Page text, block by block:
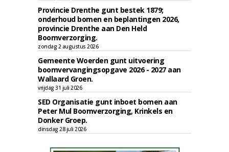
Provincie Drenthe gunt bestek 1879;
onderhoud bomen en beplantingen 2026,
provincie Drenthe aan Den Held
Boomverzorging.
zondag 2 augustus 2026
Gemeente Woerden gunt uitvoering
boomvervangingsopgave 2026 - 2027 aan
Wallaard Groen.
vrijdag 31 juli 2026
SED Organisatie gunt inboet bomen aan
Peter Mul Boomverzorging, Krinkels en
Donker Groep.
dinsdag 28 juli 2026